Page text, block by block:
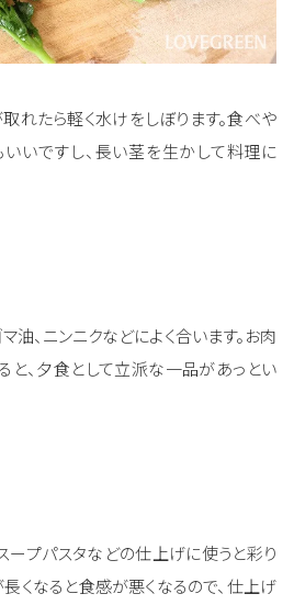
れたら軽く水けをしぼります。食べや
いいですし、長い茎を生かして料理に
油、ニンニクなどによく合います。お肉
と、夕食として立派な一品があっとい
ープパスタなどの仕上げに使うと彩り
くなると食感が悪くなるので、仕上げ